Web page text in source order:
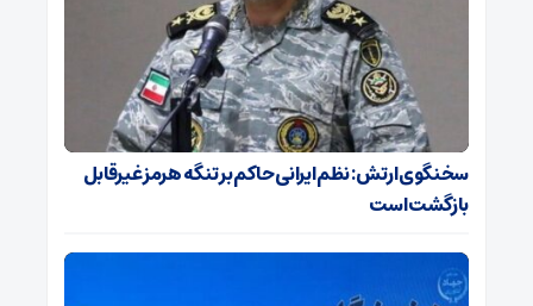
سخنگوی ارتش: نظم ایرانی حاکم بر تنگه هرمز غیرقابل
بازگشت است